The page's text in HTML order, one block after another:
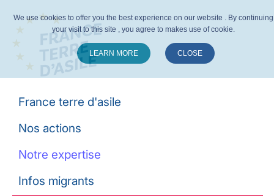
France terre d'asile
Nos actions
Notre expertise
Infos migrants
We use cookies to offer you the best experience on our website . By continuing
your visit to this site , you agree to makes use of cookie.
LEARN MORE CLOSE